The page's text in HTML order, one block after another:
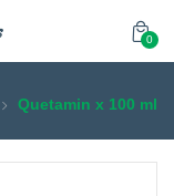
0
Quetamin x 100 ml